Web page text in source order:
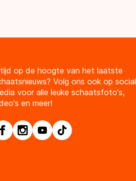
op de hoogte van het laatste
Volg ons ook op social
voor alle leuke schaatsfoto's,
en meer!